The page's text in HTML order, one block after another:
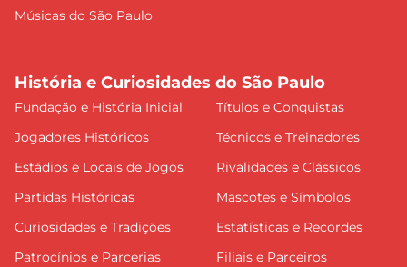
Músicas do São Paulo
História e Curiosidades do São Paulo
Fundação e História Inicial
Títulos e Conquistas
Jogadores Históricos
Técnicos e Treinadores
Estádios e Locais de Jogos
Rivalidades e Clássicos
Partidas Históricas
Mascotes e Símbolos
Curiosidades e Tradições
Estatísticas e Recordes
Patrocínios e Parcerias
Filiais e Parceiros